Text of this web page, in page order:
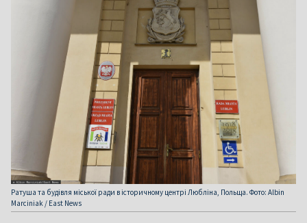
Ратуша та будівля міської ради в історичному центрі Любліна, Польща. Фото: Albin
Marciniak / East News